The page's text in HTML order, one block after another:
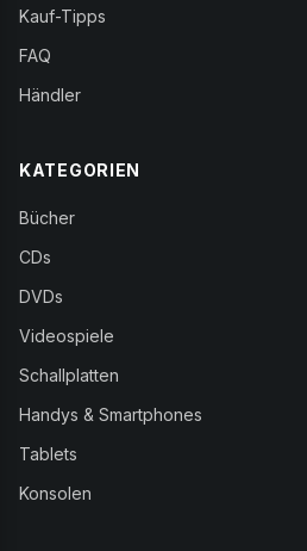
Kauf-Tipps
FAQ
Händler
KATEGORIEN
Bücher
CDs
DVDs
Videospiele
Schallplatten
Handys & Smartphones
Tablets
Konsolen